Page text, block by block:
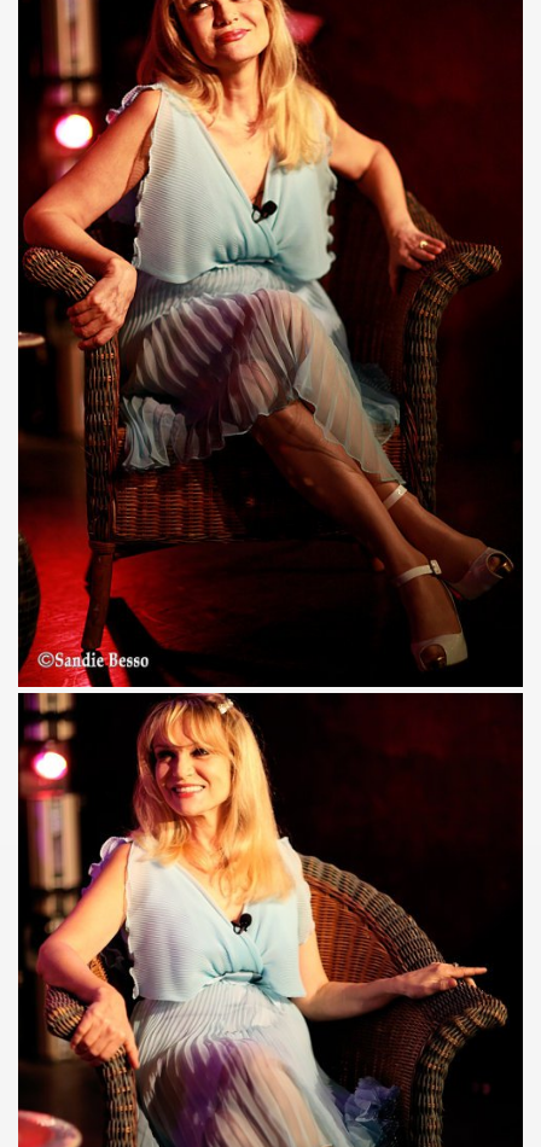
"AJASPHERE" le 15 mai 2025 au Badaboum (Paris) :
ET LE DRAGON ALL STARS + CATASTROPHE
ADRIAN, concert litteraire "Hotel Roma" le 4 avril
THOURY, concerts "MONOMANIAQUES" en power
2024" le 21 mars 2025 a La Cigale (Paris) : chronique
(2024) de VIKTOR HUGANET : chronique detaillee.
DAUGA : chronique detaillee.
+ LES ROYAL FLUSH le 22 juin 2024 a La
au Tamanoir de Gennevilliers, a Fontenay-sous-
le 23 novembre 2024 a la Boule noire (Paris) :
en tete daffiche "AJASPHERE vol. II" le 18 novembre
avec seance de dedicaces de MARLON
THOURY en power rock n roll trio le 4 octobre 2024 a
conference de PATRICK "Ki-ox" CARDE (guitariste
"AJASPHERE vol. II" le 6 septembre 2024 a la
belle") et LEONARD LASRY ("Le grand danger de
"AJASPHERE VOL. II" les 6 et 27 avril 2024 + le 5 juin
Z. KAN : chronique par PATRICK EUDELINE dans
Jean Nakache, Jerome Lambert, Patrice Brochery et
de la raya" (2024) : chronique detaillee.
en 1996 de l album "MARIE FRANCE" (paru en 1997)
par la journaliste ALIAS dans "Presto".